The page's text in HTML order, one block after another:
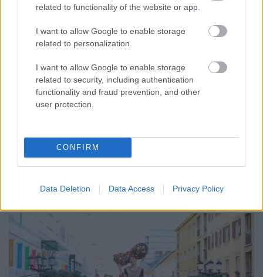
related to functionality of the website or app.
I want to allow Google to enable storage
related to personalization.
I want to allow Google to enable storage
related to security, including authentication
functionality and fraud prevention, and other
user protection.
CONFIRM
Data Deletion Data Access Privacy Policy
ENERGIATAKARÉKOSSÁG: KORÁBBAN KEZDŐDIK
A GYŐRI AUDI ETO KC PÉNTEKI FELKÉSZÜLÉSI
MÉRKŐZÉSE
előrébb hozták a Brest Bretagne Handball elleni találkozó
kezdését.